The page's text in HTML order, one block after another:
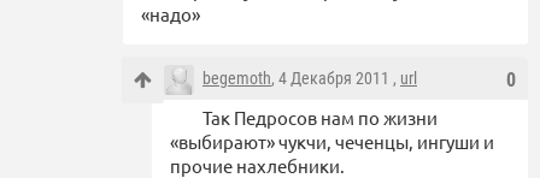
«надо»
0
begemoth, 4 Декабря 2011 , url
Так Педросов нам по жизни
«выбирают» чукчи, чеченцы, ингуши и
прочие нахлебники.